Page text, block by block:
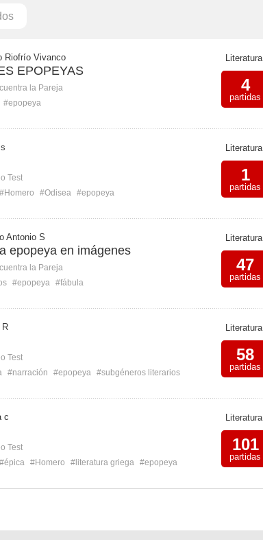
Riofrío Vivanco
EPOPEYAS
la Pareja
#epopeya
Literatura
4
partidas
Test
#Homero #Odisea #epopeya
Literatura
1
partidas
Antonio S
epopeya en imágenes
la Pareja
#epopeya #fábula
Literatura
47
partidas
R
Test
#narración #epopeya #subgéneros literarios
Literatura
58
partidas
c
Test
#épica #Homero #literatura griega #epopeya
Literatura
101
partidas